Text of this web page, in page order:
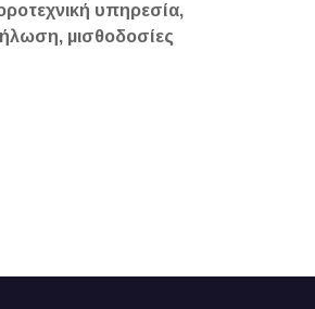
υπηρεσία,
μισθοδοσίες